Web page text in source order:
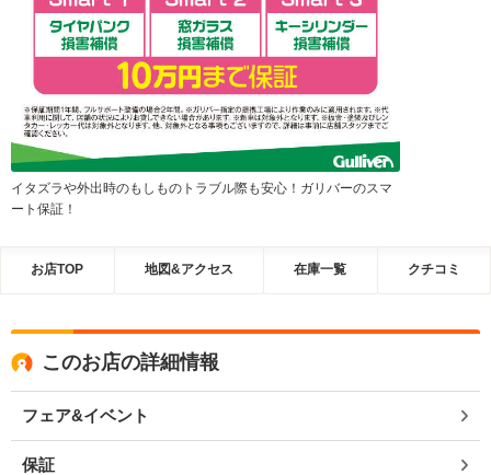
イタズラや外出時のもしものトラブル際も安心！ガリバーのスマ
ート保証！
お店TOP 地図&アクセス 在庫一覧 クチコミ
このお店の詳細情報
フェア&イベント
保証